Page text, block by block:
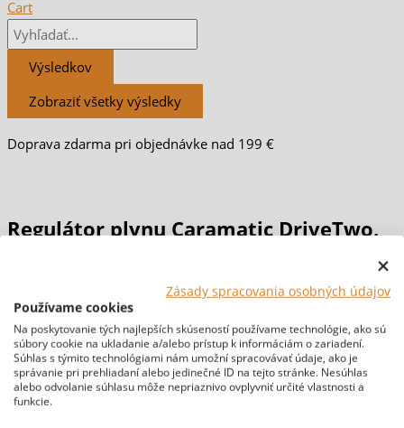
Cart
Výsledkov
Zobraziť všetky výsledky
Doprava zdarma pri objednávke nad 199 €
Regulátor plynu Caramatic DriveTwo,
Domov PLYN & VARIČE/ Plynové regulátory
/ Regulátor
plynu Caramatic DriveTwo, 30 mbar
[br-wapl-all]
Zásady spracovania osobných údajov
Používame cookies
Na poskytovanie tých najlepších skúseností používame technológie, ako sú
súbory cookie na ukladanie a/alebo prístup k informáciám o zariadení.
Súhlas s týmito technológiami nám umožní spracovávať údaje, ako je
správanie pri prehliadaní alebo jedinečné ID na tejto stránke. Nesúhlas
alebo odvolanie súhlasu môže nepriaznivo ovplyvniť určité vlastnosti a
funkcie.